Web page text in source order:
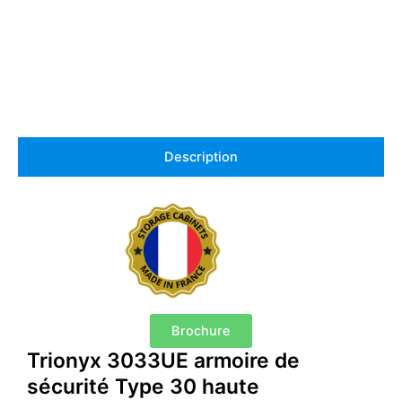
Description
Brochure
Trionyx 3033UE armoire de
sécurité Type 30 haute